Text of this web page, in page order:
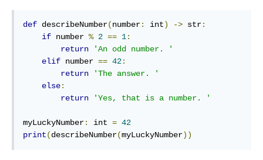
def describeNumber(number: int) -> str:
if number % 2 == 1:
return
'An odd number. '
elif number == 42:
return
'The answer. '
else:
return
'Yes, that is a number. '
myLuckyNumber: int = 42
print(describeNumber(myLuckyNumber))